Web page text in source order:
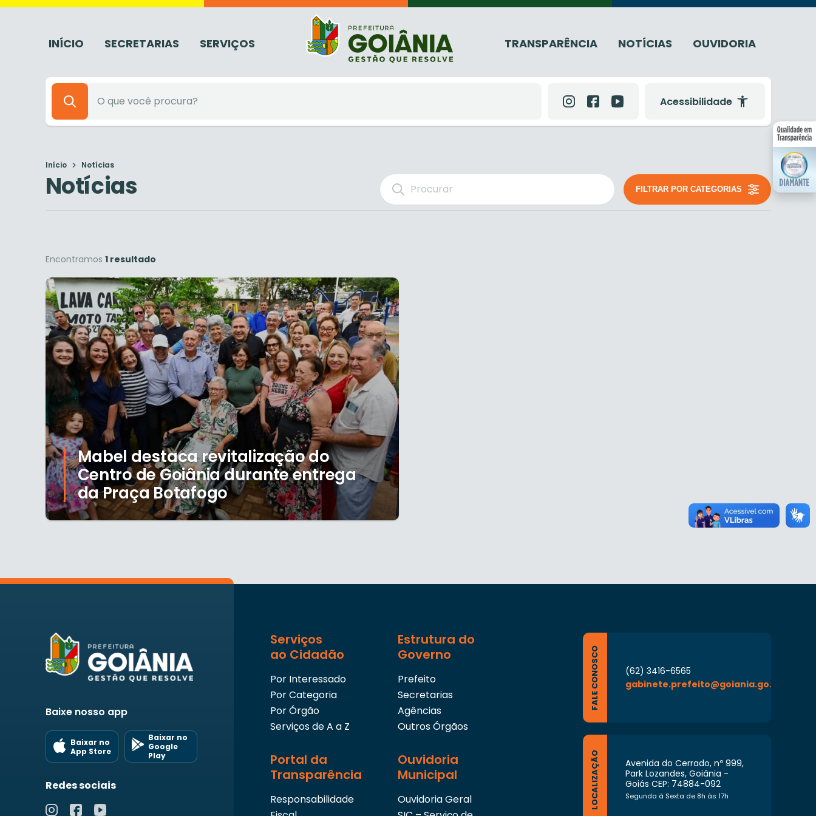
INÍCIO SECRETARIAS SERVIÇOS TRANSPARÊNCIA NOTÍCIAS OUVIDORIA
Acessibilidade
Início Notícias
Notícias FILTRAR POR CATEGORIAS
Encontramos 1 resultado
Mabel destaca revitalização do
Centro de Goiânia durante entrega
da Praça Botafogo
Baixe nosso app
Baixar no
App Store
Baixar no
Google
Play
Redes sociais
Serviços
ao Cidadão
Por Interessado
Por Categoria
Por Órgão
Serviços de A a Z
Estrutura do
Governo
Prefeito
Secretarias
Agências
Outros Órgãos
Portal da
Transparência
Responsabilidade
Ouvidoria
Municipal
Ouvidoria Geral
FALE CONOSCO
(62) 3416-6565
gabinete.prefeito@goiania.go.gov.br
LOCALIZAÇÃO
Avenida do Cerrado, nº 999,
Park Lozandes, Goiânia -
Goiás CEP: 74884-092
Segunda à Sexta de 8h às 17h